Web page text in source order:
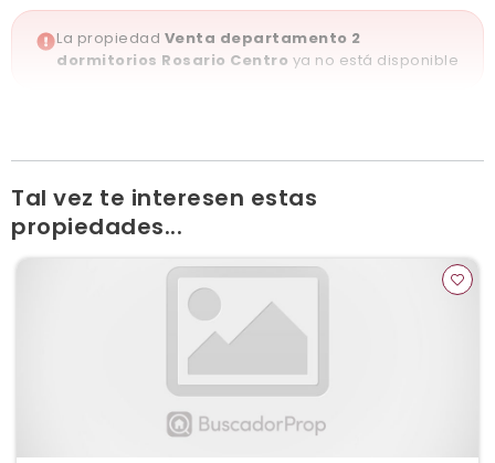
urbaniadm.com
Ver publicaciones de la inmobiliaria
La propiedad Venta departamento 2
dormitorios Rosario Centro ya no está disponible
Tal vez te interesen estas
propiedades...